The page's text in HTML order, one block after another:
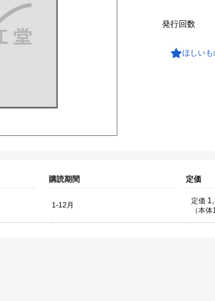
発行回数
ほしい
購読期間 定価
1-12月 定価
（本